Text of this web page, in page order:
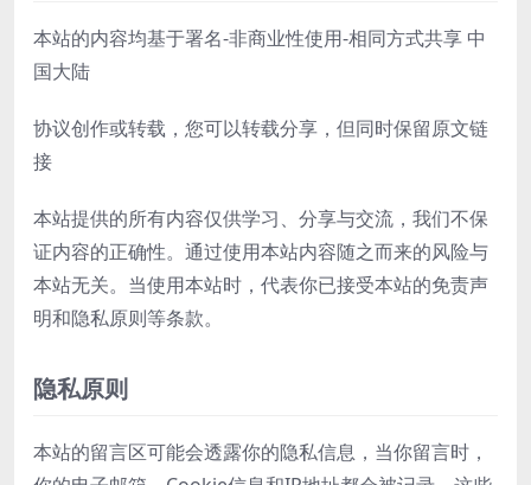
本站的内容均基于署名-非商业性使用-相同方式共享 中
国大陆
协议创作或转载，您可以转载分享，但同时保留原文链
接
本站提供的所有内容仅供学习、分享与交流，我们不保
证内容的正确性。通过使用本站内容随之而来的风险与
本站无关。当使用本站时，代表你已接受本站的免责声
明和隐私原则等条款。
隐私原则
本站的留言区可能会透露你的隐私信息，当你留言时，